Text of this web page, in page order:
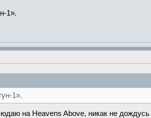
1».
1».
на Heavens Above, никак не